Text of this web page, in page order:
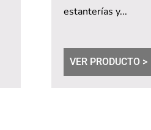
estanterías y...
VER PRODUCTO >